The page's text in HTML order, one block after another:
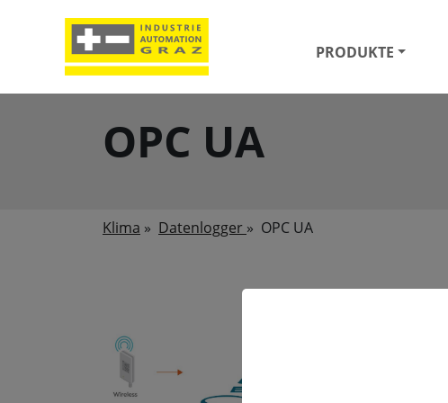
PRODUKTE
OPC UA
Klima » Datenlogger » OPC UA